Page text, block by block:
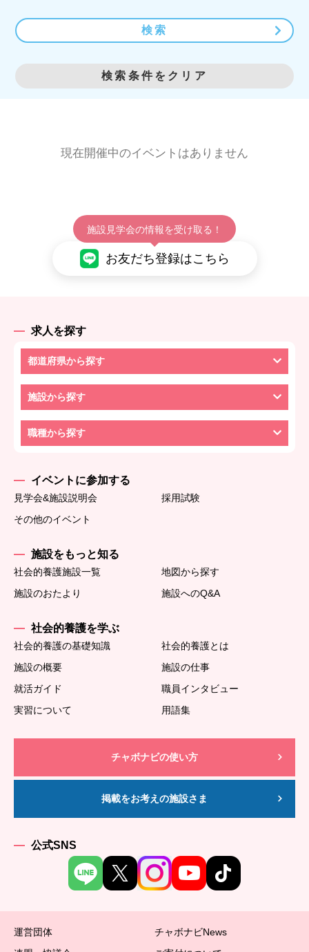
検索
検索条件をクリア
現在開催中のイベントはありません
施設見学会の情報を受け取る！
お友だち登録はこちら
求人を探す
都道府県から探す
施設から探す
職種から探す
イベントに参加する
見学会&施設説明会
採用試験
その他のイベント
施設をもっと知る
社会的養護施設一覧
地図から探す
施設のおたより
施設へのQ&A
社会的養護を学ぶ
社会的養護の基礎知識
社会的養護とは
施設の概要
施設の仕事
就活ガイド
職員インタビュー
実習について
用語集
チャボナビの使い方
掲載をお考えの施設さま
公式SNS
運営団体
チャボナビNews